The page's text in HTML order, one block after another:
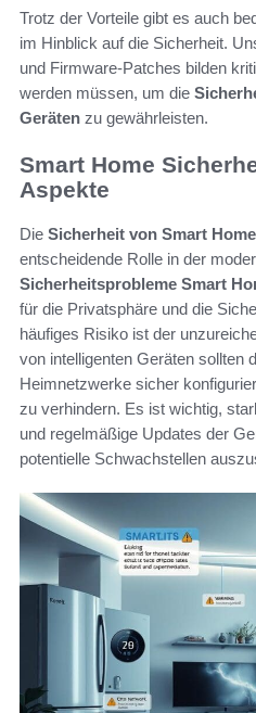
Trotz der Vorteile gibt es auch
im Hinblick auf die Sicherheit.
und Firmware-Patches bilden
werden müssen, um die
Geräten zu gewährleisten.
Smart Home
Aspekte
Die Sicherheit von Smart
entscheidende Rolle in der
Sicherheitsprobleme Smart
für die Privatsphäre und die
häufiges Risiko ist der
von intelligenten Geräten sollten
Heimnetzwerke sicher
zu verhindern. Es ist wichtig,
und regelmäßige Updates der
potentielle Schwachstellen